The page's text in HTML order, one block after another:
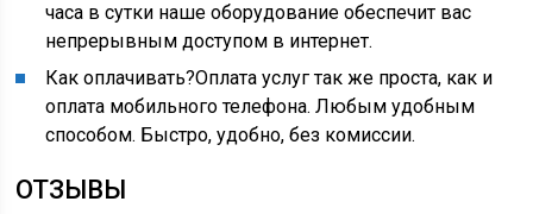
часа в сутки наше оборудование обеспечит вас
непрерывным доступом в интернет.
Как оплачивать?Оплата услуг так же проста, как и
оплата мобильного телефона. Любым удобным
способом. Быстро, удобно, без комиссии.
ОТЗЫВЫ